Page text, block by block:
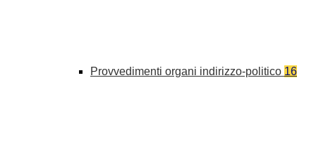
Provvedimenti organi indirizzo-politico 16